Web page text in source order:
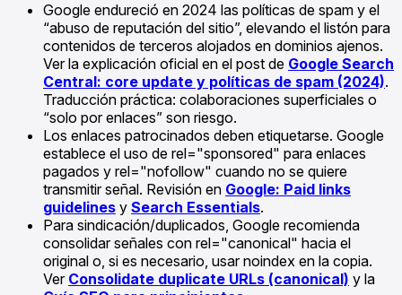
Google endureció en 2024 las políticas de spam y el
“abuso de reputación del sitio”, elevando el listón para
contenidos de terceros alojados en dominios ajenos.
Ver la explicación oficial en el post de Google Search
Central: core update y políticas de spam (2024).
Traducción práctica: colaboraciones superficiales o
“solo por enlaces” son riesgo.
Los enlaces patrocinados deben etiquetarse. Google
establece el uso de rel="sponsored" para enlaces
pagados y rel="nofollow" cuando no se quiere
transmitir señal. Revisión en Google: Paid links
guidelines y Search Essentials.
Para sindicación/duplicados, Google recomienda
consolidar señales con rel="canonical" hacia el
original o, si es necesario, usar noindex en la copia.
Ver Consolidate duplicate URLs (canonical) y la